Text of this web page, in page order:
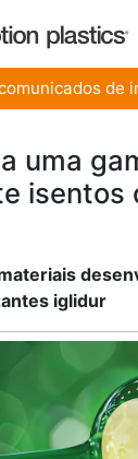
de
uma
isentos
iglidur